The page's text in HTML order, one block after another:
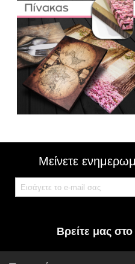
Μείνετε
Βρείτε μας